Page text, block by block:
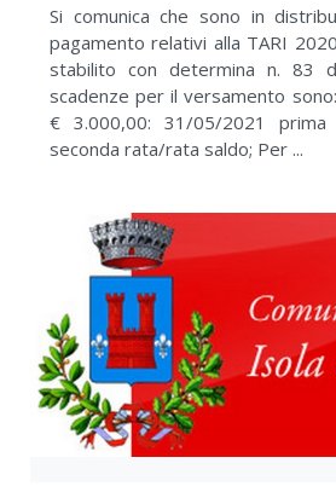
Si comunica che sono in
pagamento relativi alla TARI
stabilito con determina n. 83
scadenze per il versamento
€ 3.000,00: 31/05/2021 prima
seconda rata/rata saldo; Per ...